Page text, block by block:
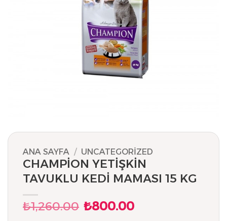
ANA SAYFA / UNCATEGORIZED
CHAMPİON YETİŞKİN
TAVUKLU KEDİ MAMASI 15 KG
₺1,260.00 Orijinal
₺800.00Şu